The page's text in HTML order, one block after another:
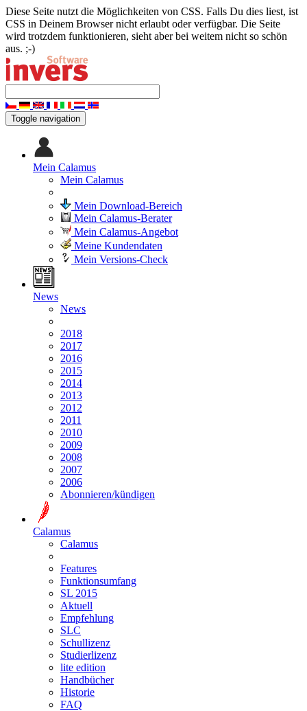
Diese Seite nutzt die Möglichkeiten von CSS. Falls Du dies liest, ist
CSS in Deinem Browser nicht erlaubt oder verfügbar. Die Seite
wird trotzdem funktionieren, sieht aber bei weitem nicht so schön
aus. ;-)
Toggle navigation
Mein Calamus
Mein Calamus
Mein Download-Bereich
Mein Calamus-Berater
Mein Calamus-Angebot
Meine Kundendaten
Mein Versions-Check
News
News
2018
2017
2016
2015
2014
2013
2012
2011
2010
2009
2008
2007
2006
Abonnieren/kündigen
Calamus
Calamus
Features
Funktionsumfang
SL 2015
Aktuell
Empfehlung
SLC
Schullizenz
Studierlizenz
lite edition
Handbücher
Historie
FAQ